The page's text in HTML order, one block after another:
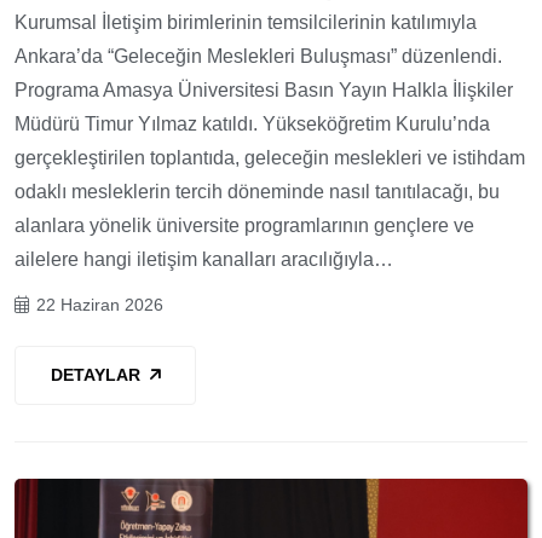
Kurumsal İletişim birimlerinin temsilcilerinin katılımıyla
Ankara’da “Geleceğin Meslekleri Buluşması” düzenlendi.
Programa Amasya Üniversitesi Basın Yayın Halkla İlişkiler
Müdürü Timur Yılmaz katıldı. Yükseköğretim Kurulu’nda
gerçekleştirilen toplantıda, geleceğin meslekleri ve istihdam
odaklı mesleklerin tercih döneminde nasıl tanıtılacağı, bu
alanlara yönelik üniversite programlarının gençlere ve
ailelere hangi iletişim kanalları aracılığıyla…
22 Haziran 2026
DETAYLAR